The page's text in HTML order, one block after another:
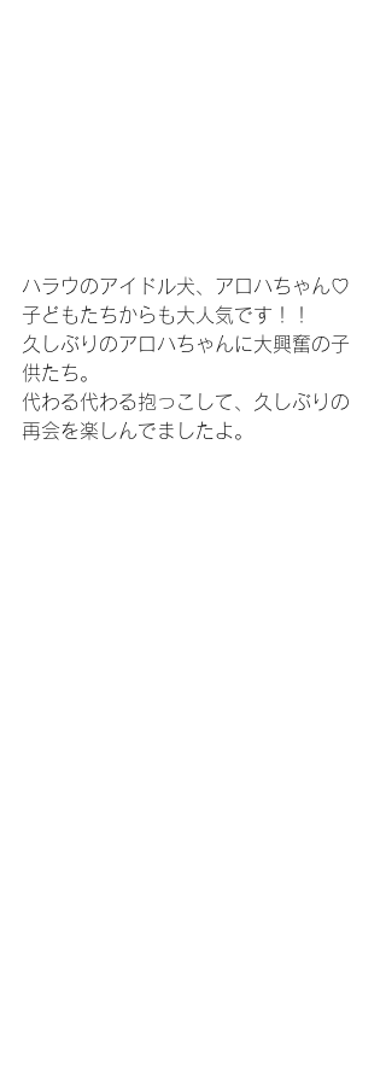
ハラウのアイドル犬、アロハちゃん♡
子どもたちからも大人気です！！
久しぶりのアロハちゃんに大興奮の子
供たち。
代わる代わる抱っこして、久しぶりの
再会を楽しんでましたよ。